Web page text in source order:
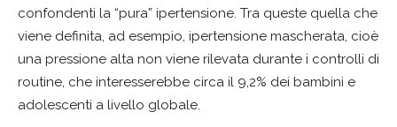
confondenti la “pura” ipertensione. Tra queste quella che
viene definita, ad esempio, ipertensione mascherata, cioè
una pressione alta non viene rilevata durante i controlli di
routine, che interesserebbe circa il 9,2% dei bambini e
adolescenti a livello globale.